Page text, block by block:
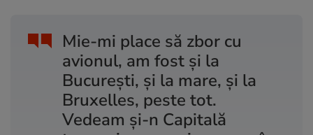
Mie-mi place să zbor cu
avionul, am fost și la
București, și la mare, și la
Bruxelles, peste tot.
Vedeam și-n Capitală